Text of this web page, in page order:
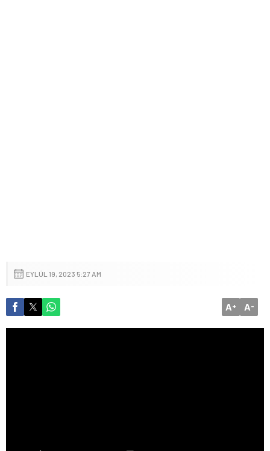
EYLÜL 19, 2023 5:27 AM
A+ A-